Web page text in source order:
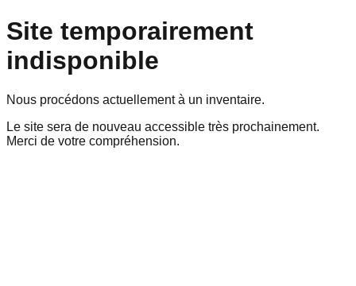
Site temporairement
indisponible
Nous procédons actuellement à un inventaire.
Le site sera de nouveau accessible très prochainement.
Merci de votre compréhension.